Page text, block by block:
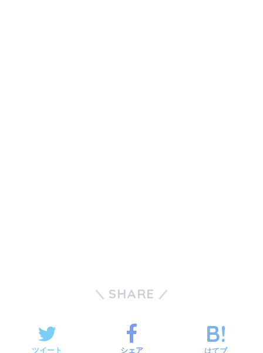
SHARE
ツイート シェア はてブ